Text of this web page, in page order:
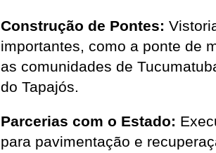
Construção de Pontes:
importantes, como a ponte de
as comunidades de
do Tapajós.
Parcerias com o Estado:
para pavimentação e